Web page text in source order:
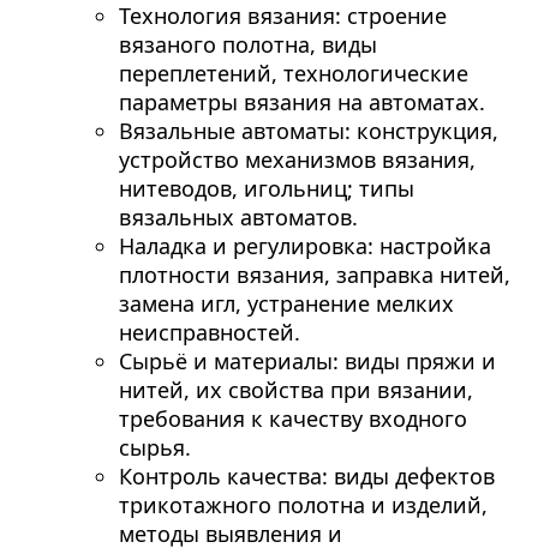
Технология вязания: строение
вязаного полотна, виды
переплетений, технологические
параметры вязания на автоматах.
Вязальные автоматы: конструкция,
устройство механизмов вязания,
нитеводов, игольниц; типы
вязальных автоматов.
Наладка и регулировка: настройка
плотности вязания, заправка нитей,
замена игл, устранение мелких
неисправностей.
Сырьё и материалы: виды пряжи и
нитей, их свойства при вязании,
требования к качеству входного
сырья.
Контроль качества: виды дефектов
трикотажного полотна и изделий,
методы выявления и